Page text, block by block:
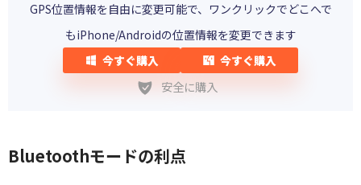
GPS位置情報を自由に変更可能で、ワンクリックでどこへで
もiPhone/Androidの位置情報を変更できます
今すぐ購入
今すぐ購入
安全に購入
Bluetoothモードの利点